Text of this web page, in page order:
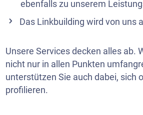
ebenfalls zu unserem
Das Linkbuilding wird von uns
Unsere Services decken alles ab.
nicht nur in allen Punkten
unterstützen Sie auch dabei, sich
profilieren.